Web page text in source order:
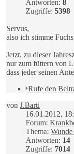
Antworten: 8
Zugriffe: 5398
Servus,
also ich stimme
Jetzt, zu dieser
nur zum füttern von
dass jeder seinen
Rufe den
von J.Barti
16.01.2012,
Forum:
Thema:
Antworten: 14
Zugriffe: 7014